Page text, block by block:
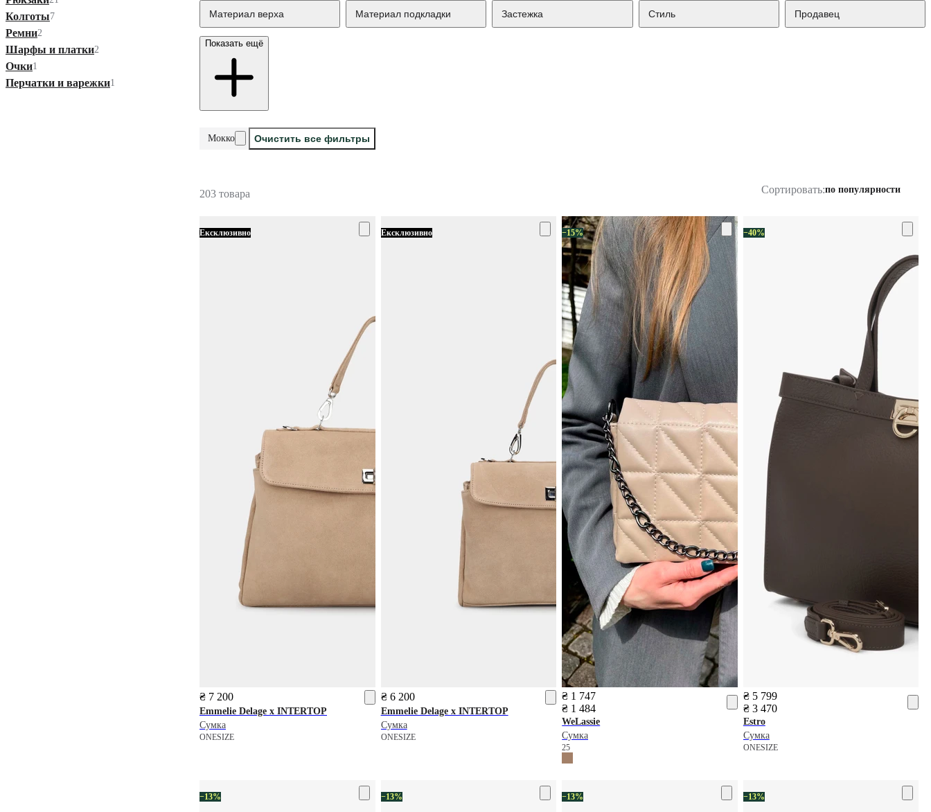
Колготы7
Ремни2
Шарфы и платки2
Очки1
Перчатки и варежки1
Материал верха Материал подкладки Застежка Стиль Продавец
Показать ещё
Мокко Очистить все фильтры
203 товара Сортировать:по популярности
Ексклюзивно
₴ 7 200
Emmelie Delage x INTERTOP
Сумка
ONESIZE
Ексклюзивно
₴ 6 200
Emmelie Delage x INTERTOP
Сумка
ONESIZE
−15%
₴ 1 747
₴ 1 484
WeLassie
Сумка
25
−40%
₴ 5 799
₴ 3 470
Estro
Сумка
ONESIZE
−13% −13% −13% −13%